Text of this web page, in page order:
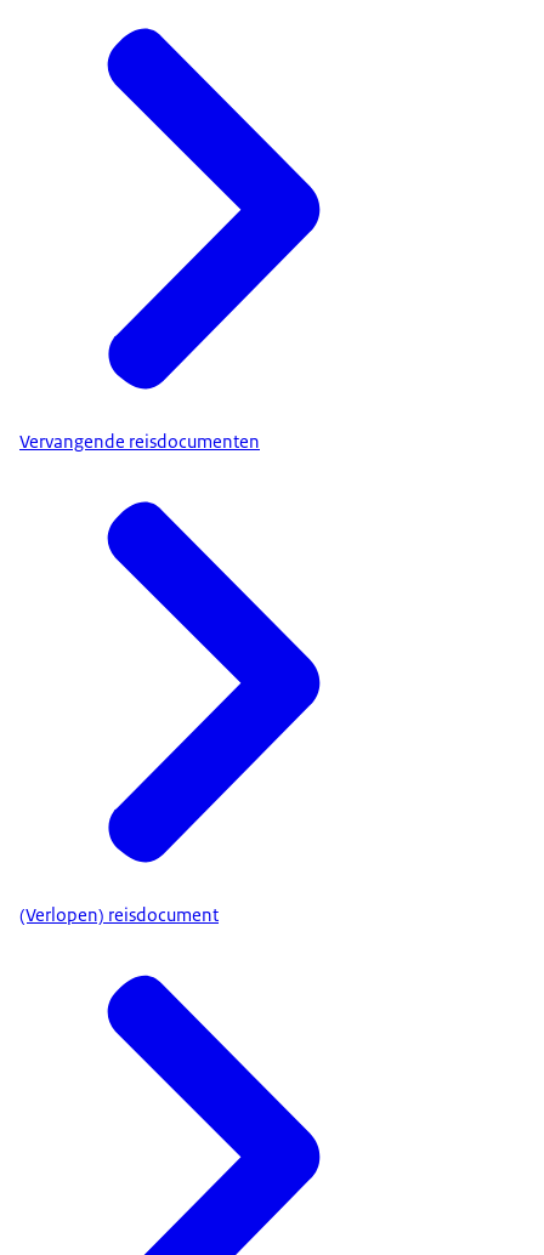
Vervangende reisdocumenten
(Verlopen) reisdocument